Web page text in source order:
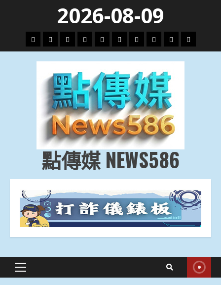
content
2026-08-09
頭
條
財
經
地
方.
會
文
教.
技
專
題
娛
樂
劇
政
治
國
際
運
動
生
活
點傳媒 NEWS586
Primary